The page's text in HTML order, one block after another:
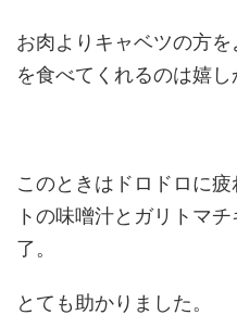
お肉よりキャベツの方
を食べてくれるのは嬉し
このときはドロドロに
トの味噌汁とガリトマ
了。
とても助かりました。